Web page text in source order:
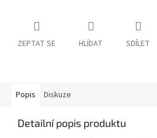
ZEPTAT SE HLÍDAT SDÍLET
Popis Diskuze
Detailní popis produktu